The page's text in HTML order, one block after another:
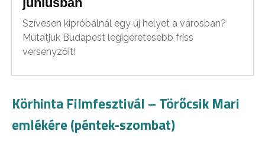
Szívesen kipróbálnál egy új helyet a városban?
Mutatjuk Budapest legígéretesebb friss
versenyzőit!
Körhinta Filmfesztivál – Törőcsik Mari
emlékére (péntek-szombat)